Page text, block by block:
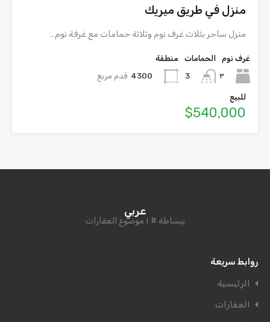
منزل في طريق ميريك
منزل ساحر بثلاث غرف نوم وثلاثة حمامات مع غرفة نوم…
غرف نوم
٣
الحمامات
3
منطقة
4300 قدم مربع
للبيع
$540,000
عربي
ببساطة # ١ موضوع العقارات
روابط سريعة
الرئيسية
العقارات